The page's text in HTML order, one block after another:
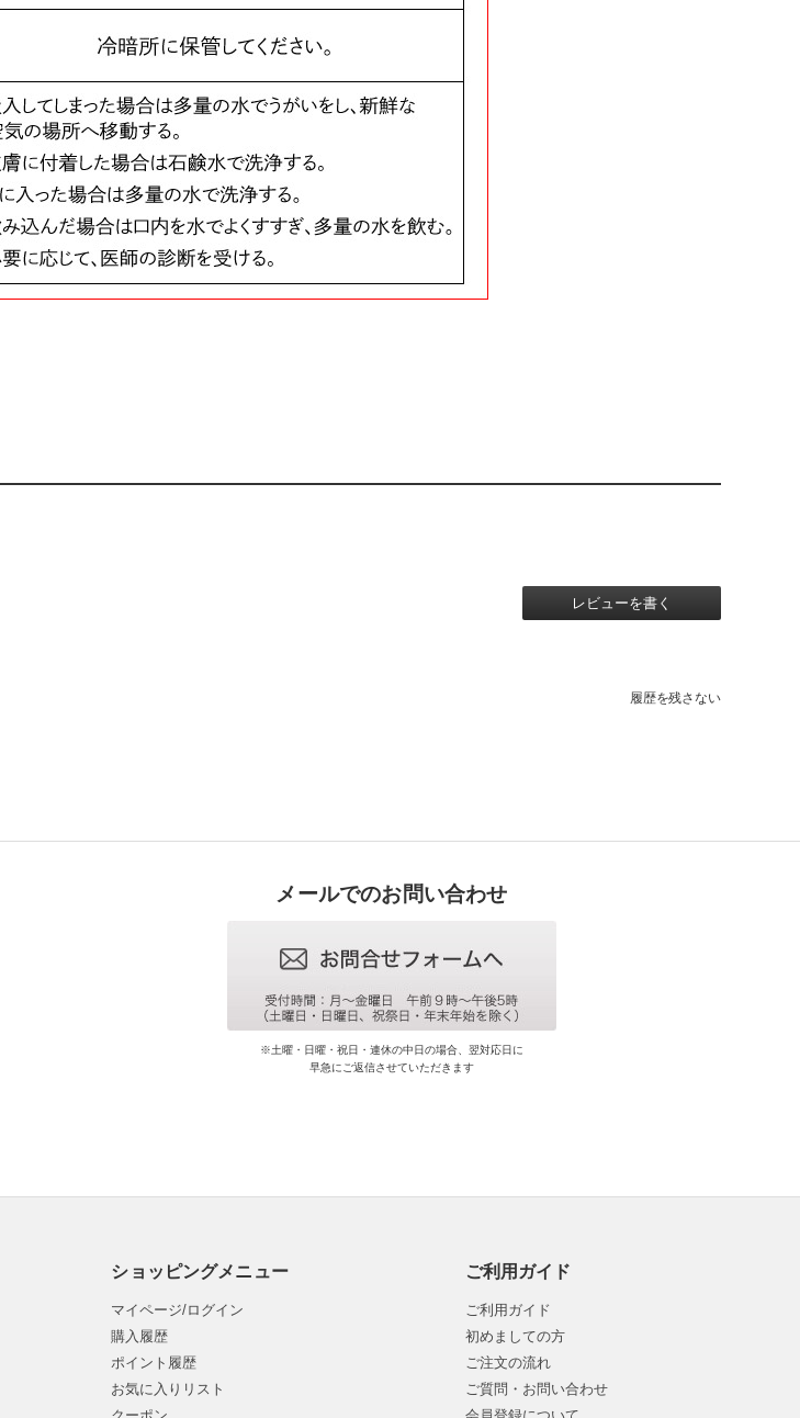
レビューを書く
履歴を残さない
メールでのお問い合わせ
※土曜・日曜・祝日・連休の中日の場合、翌対応日に
早急にご返信させていただきます
ショッピングメニュー
マイページ/ログイン
購入履歴
ポイント履歴
お気に入りリスト
ご利用ガイド
ご利用ガイド
初めましての方
ご注文の流れ
ご質問・お問い合わせ